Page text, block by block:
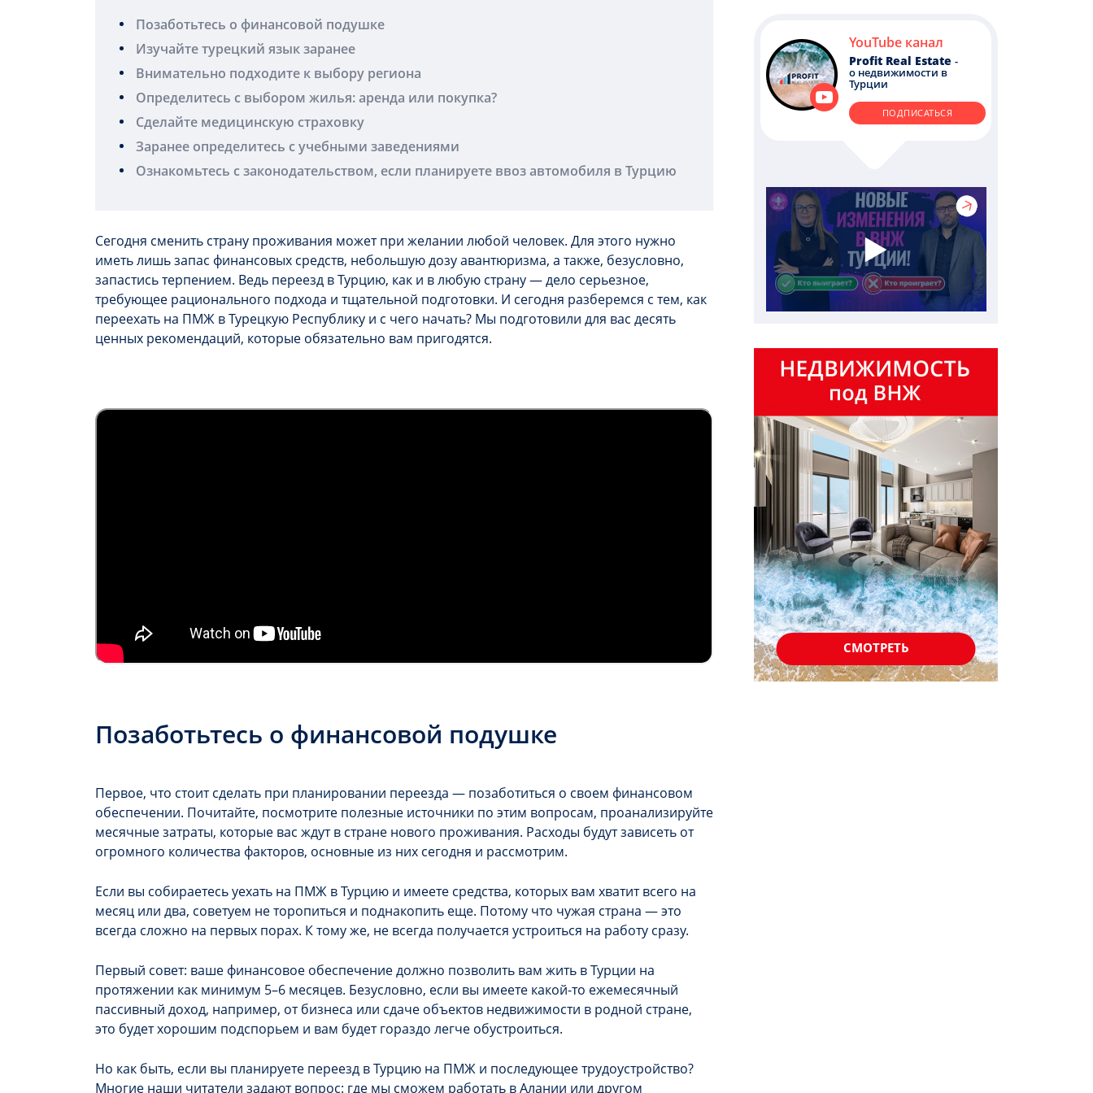
Позаботьтесь о финансовой подушке
Изучайте турецкий язык заранее
Внимательно подходите к выбору региона
Определитесь с выбором жилья: аренда или покупка?
Сделайте медицинскую страховку
Заранее определитесь с учебными заведениями
Ознакомьтесь с законодательством, если планируете ввоз автомобиля в Турцию
Сегодня сменить страну проживания может при желании любой человек. Для этого нужно
иметь лишь запас финансовых средств, небольшую дозу авантюризма, а также, безусловно,
запастись терпением. Ведь переезд в Турцию, как и в любую страну — дело серьезное,
требующее рационального подхода и тщательной подготовки. И сегодня разберемся с тем, как
переехать на ПМЖ в Турецкую Республику и с чего начать? Мы подготовили для вас десять
ценных рекомендаций, которые обязательно вам пригодятся.
Позаботьтесь о финансовой подушке
Первое, что стоит сделать при планировании переезда — позаботиться о своем финансовом
обеспечении. Почитайте, посмотрите полезные источники по этим вопросам, проанализируйте
месячные затраты, которые вас ждут в стране нового проживания. Расходы будут зависеть от
огромного количества факторов, основные из них сегодня и рассмотрим.
Если вы собираетесь уехать на ПМЖ в Турцию и имеете средства, которых вам хватит всего на
месяц или два, советуем не торопиться и поднакопить еще. Потому что чужая страна — это
всегда сложно на первых порах. К тому же, не всегда получается устроиться на работу сразу.
Первый совет: ваше финансовое обеспечение должно позволить вам жить в Турции на
протяжении как минимум 5–6 месяцев. Безусловно, если вы имеете какой-то ежемесячный
пассивный доход, например, от бизнеса или сдаче объектов недвижимости в родной стране,
это будет хорошим подспорьем и вам будет гораздо легче обустроиться.
Но как быть, если вы планируете переезд в Турцию на ПМЖ и последующее трудоустройство?
Многие наши читатели задают вопрос: где мы сможем работать в Алании или другом
YouTube канал
Profit Real Estate -
о недвижимости в
Турции
ПОДПИСАТЬСЯ
СМОТРЕТЬ